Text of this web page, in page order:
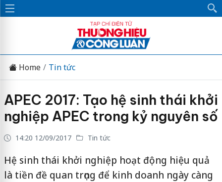
Home Tin tức
APEC 2017: Tạo hệ sinh thái khởi
nghiệp APEC trong kỷ nguyên số
14:20 12/09/2017 Tin tức
Hệ sinh thái khởi nghiệp hoạt động hiệu quả
là tiền đề quan trọng để kinh doanh ngày càng